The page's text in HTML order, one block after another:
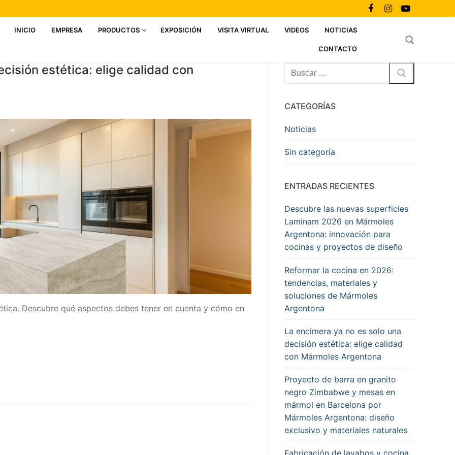
INICIO EMPRESA PRODUCTOS EXPOSICIÓN VISITA VIRTUAL VIDEOS NOTICIAS
CONTACTO
Buscar:
estética: elige calidad con
Descubre qué aspectos debes tener en cuenta y cómo en
Buscar:
CATEGORÍAS
Noticias
Sin categoría
ENTRADAS RECIENTES
Descubre las nuevas superficies
Laminam 2026 en Mármoles
Argentona: innovación para
cocinas y proyectos de diseño
Reformar la cocina en 2026:
tendencias, materiales y
soluciones de Mármoles
Argentona
La encimera ya no es solo una
decisión estética: elige calidad
con Mármoles Argentona
Proyecto de barra en granito
negro Zimbabwe y mesas en
mármol en Barcelona por
Mármoles Argentona: diseño
exclusivo y materiales naturales